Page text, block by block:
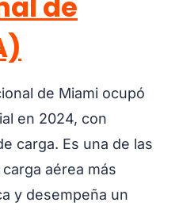
de Miami ocupó
en 2024, con
carga. Es una de las
aérea más
y desempeña un